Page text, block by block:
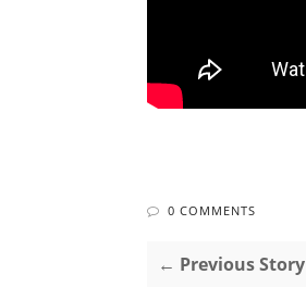
0 COMMENTS
← Previous Story